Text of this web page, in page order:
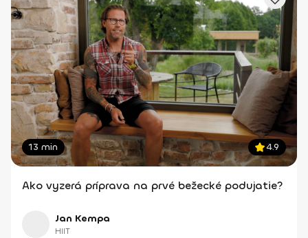
13 min 4.9
Ako vyzerá príprava na prvé bežecké podujatie?
Jan Kempa
HIIT